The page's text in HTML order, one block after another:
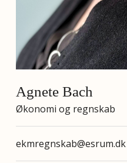
Agnete Bach
Økonomi og regnskab
ekmregnskab@esrum.dk